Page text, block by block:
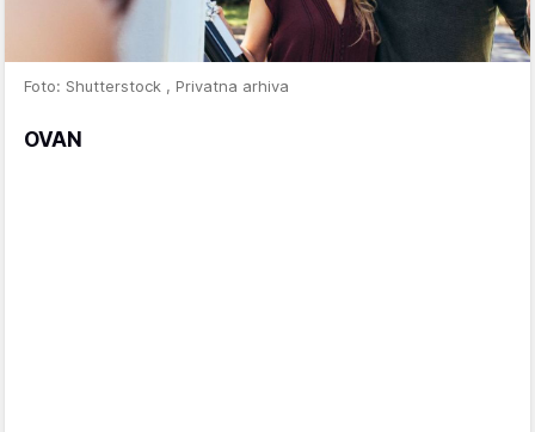
Foto: Shutterstock , Privatna arhiva
OVAN